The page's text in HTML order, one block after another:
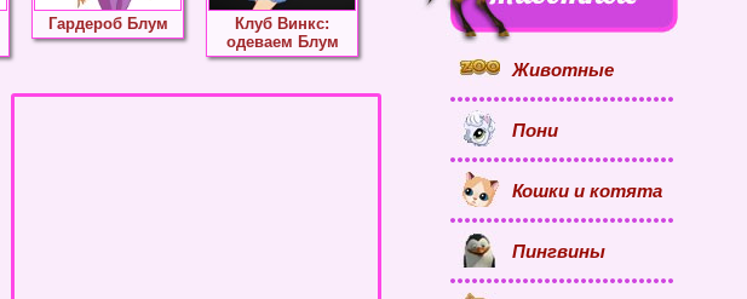
Гардероб Блум
Клуб Винкс:
одеваем Блум
Животные
Пони
Кошки и котята
Пингвины